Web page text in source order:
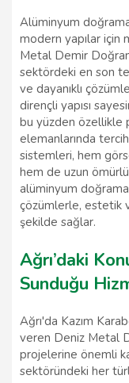
Alüminyum
modern yapılar için
Metal Demir
sektördeki en son
ve dayanıklı
dirençli yapısı
bu yüzden özellikle
elemanlarında
sistemleri, hem
hem de uzun
alüminyum
çözümlerle, estetik
şekilde sağlar.
Ağrı’daki
Sunduğu
Ağrı'da Kazım
veren Deniz Metal
projelerine önemli
sektöründeki her